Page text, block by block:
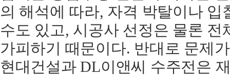
의 해석에 따라, 자격 박탈이나 입
수도 있고, 시공사 선정은 물론 전
가피하기 때문이다. 반대로 문제
현대건설과 DL이앤씨 수주전은